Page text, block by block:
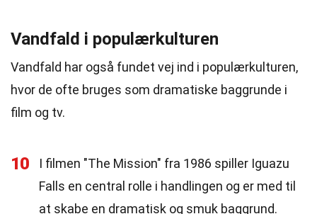
Vandfald i populærkulturen
Vandfald har også fundet vej ind i populærkulturen,
hvor de ofte bruges som dramatiske baggrunde i
film og tv.
10
I filmen "The Mission" fra 1986 spiller Iguazu
Falls en central rolle i handlingen og er med til
at skabe en dramatisk og smuk baggrund.